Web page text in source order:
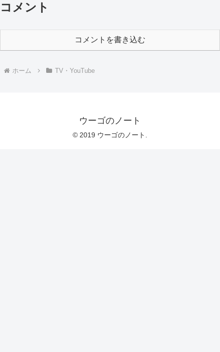
コメント
コメントを書き込む
ホーム TV・YouTube
ウーゴのノート
© 2019 ウーゴのノート.